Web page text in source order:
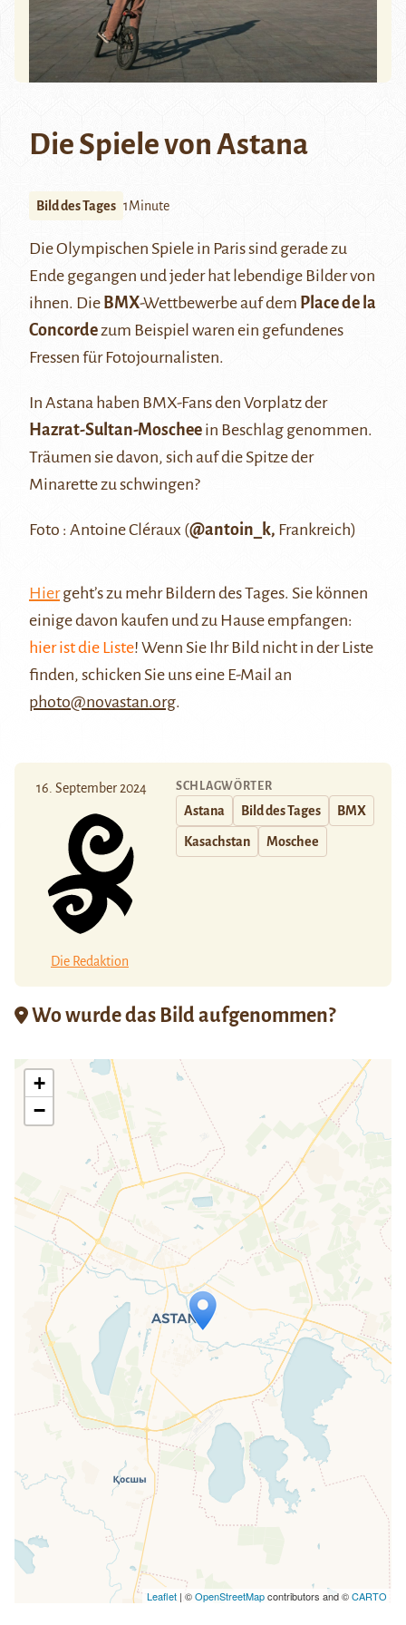
Die Spiele von Astana
Bild des Tages 1Minute
Die Olympischen Spiele in Paris sind gerade zu
Ende gegangen und jeder hat lebendige Bilder von
ihnen. Die BMX-Wettbewerbe auf dem Place de la
Concordezum Beispiel waren ein gefundenes
Fressen für Fotojournalisten.
In Astana haben BMX-Fans den Vorplatz der
Hazrat-Sultan-Moschee in Beschlag genommen.
Träumen sie davon, sich auf die Spitze der
Minarette zu schwingen?
Foto : Antoine Cléraux (@antoin_k, Frankreich)
Hiergeht’s zu mehr Bildern des Tages. Sie können
einige davon kaufen und zu Hause empfangen:
hier ist die Liste! Wenn Sie Ihr Bild nicht in der Liste
finden, schicken Sie uns eine E-Mail an
photo@novastan.org.
16. September 2024
Die Redaktion
SCHLAGWÖRTER
Astana Bild des Tages BMX
Kasachstan Moschee
Wo wurde das Bild aufgenommen?
Travelers' Map wird geladen …
Wenn du dies siehst, nachdem deine
Seite vollständig geladen wurde,
fehlen leafletJS-Dateien.
+
−
Leaflet| ©OpenStreetMapcontributors and ©CARTO